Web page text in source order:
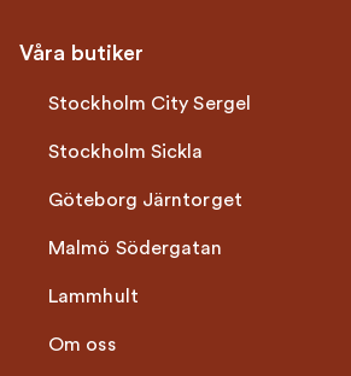
Våra butiker
Stockholm City Sergel
Stockholm Sickla
Göteborg Järntorget
Malmö Södergatan
Lammhult
Om oss